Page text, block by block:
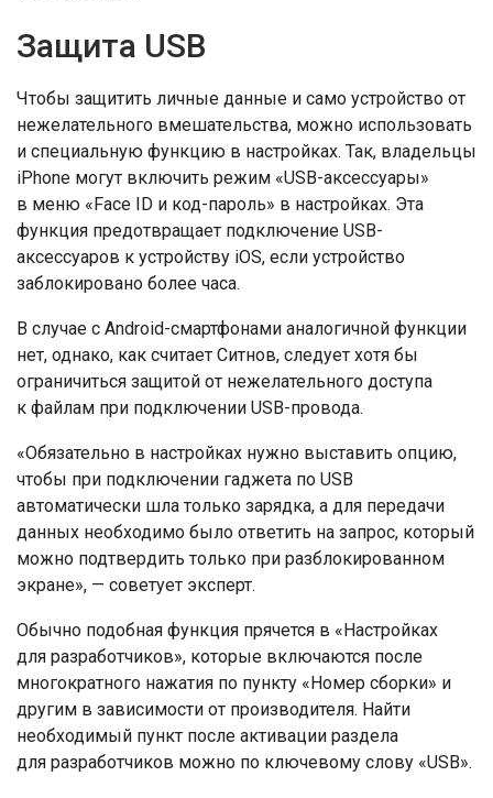
Защита USB
Чтобы защитить личные данные и само устройство от
нежелательного вмешательства, можно использовать
и специальную функцию в настройках. Так, владельцы
iPhone могут включить режим «USB-аксессуары»
в меню «Face ID и код-пароль» в настройках. Эта
функция предотвращает подключение USB-
аксессуаров к устройству iOS, если устройство
заблокировано более часа.
В случае с Android-смартфонами аналогичной функции
нет, однако, как считает Ситнов, следует хотя бы
ограничиться защитой от нежелательного доступа
к файлам при подключении USB-провода.
«Обязательно в настройках нужно выставить опцию,
чтобы при подключении гаджета по USB
автоматически шла только зарядка, а для передачи
данных необходимо было ответить на запрос, который
можно подтвердить только при разблокированном
экране», — советует эксперт.
Обычно подобная функция прячется в «Настройках
для разработчиков», которые включаются после
многократного нажатия по пункту «Номер сборки» и
другим в зависимости от производителя. Найти
необходимый пункт после активации раздела
для разработчиков можно по ключевому слову «USB».